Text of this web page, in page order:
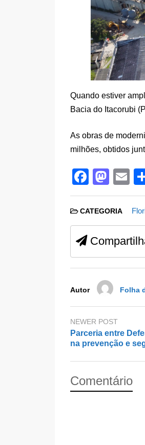
Quando estiver
Bacia do Itacorubi
As obras de
milhões, obtidos
F
a
c
e
b
o
k
M
a
st
o
d
o
E
m
CATEGORIA
Autor Folha
NEWER POST
Parceria entre
na prevenção e
Comentário